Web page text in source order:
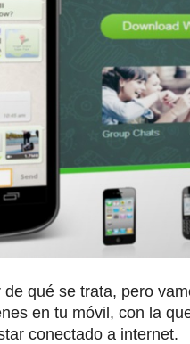
qué se trata, pero
en tu móvil, con la
conectado a internet.